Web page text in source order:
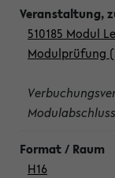
510185 Modul
Modulprüfung
H16